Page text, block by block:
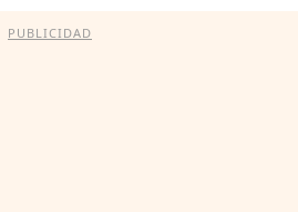
PUBLICIDAD